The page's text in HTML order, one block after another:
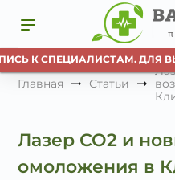
К СПЕЦИАЛИСТАМ. ДЛЯ
Главная Статьи
Лазер СО2 и
омоложения в